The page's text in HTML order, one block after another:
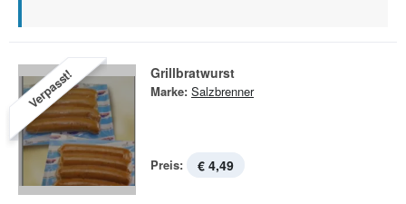
Verpasst! Grillbratwurst
Marke: Salzbrenner
Preis: € 4,49